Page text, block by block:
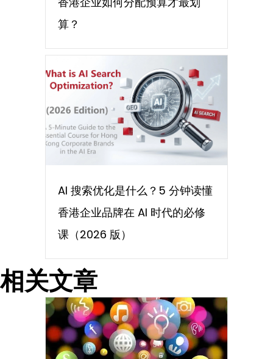
算？
AI 搜索优化是什么？5 分钟读懂
香港企业品牌在 AI 时代的必修
课（2026 版）
相关文章